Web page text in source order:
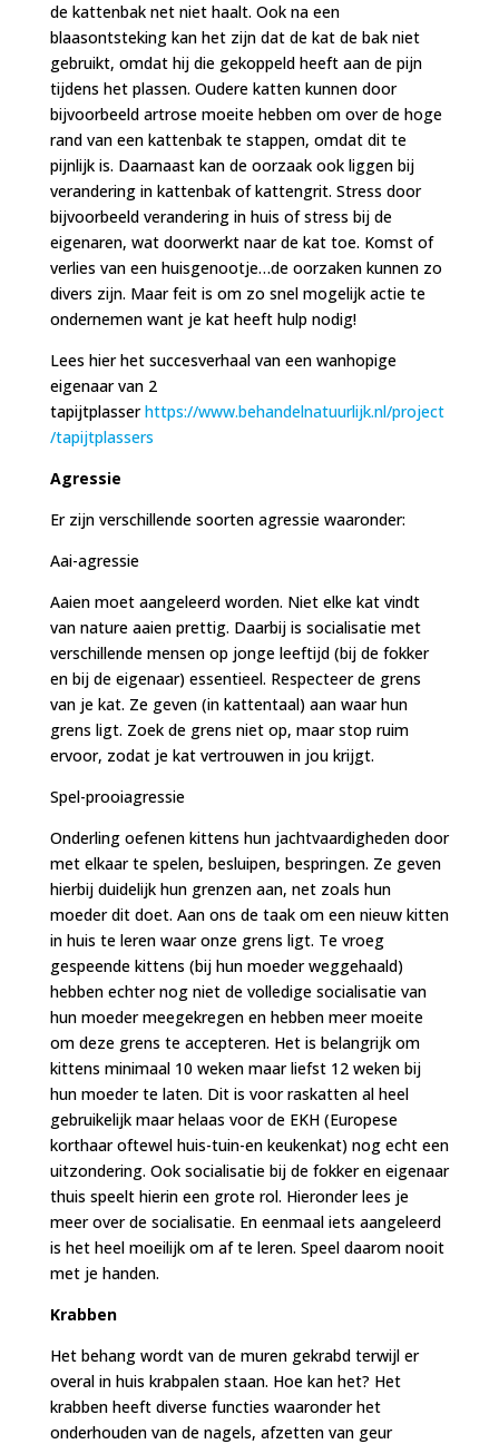
de kattenbak net niet haalt. Ook na een
blaasontsteking kan het zijn dat de kat de bak niet
gebruikt, omdat hij die gekoppeld heeft aan de pijn
tijdens het plassen. Oudere katten kunnen door
bijvoorbeeld artrose moeite hebben om over de hoge
rand van een kattenbak te stappen, omdat dit te
pijnlijk is. Daarnaast kan de oorzaak ook liggen bij
verandering in kattenbak of kattengrit. Stress door
bijvoorbeeld verandering in huis of stress bij de
eigenaren, wat doorwerkt naar de kat toe. Komst of
verlies van een huisgenootje…de oorzaken kunnen zo
divers zijn. Maar feit is om zo snel mogelijk actie te
ondernemen want je kat heeft hulp nodig!
Lees hier het succesverhaal van een wanhopige
eigenaar van 2
tapijtplasserhttps://www.behandelnatuurlijk.nl/project
/tapijtplassers
Agressie
Er zijn verschillende soorten agressie waaronder:
Aai-agressie
Aaien moet aangeleerd worden. Niet elke kat vindt
van nature aaien prettig. Daarbij is socialisatie met
verschillende mensen op jonge leeftijd (bij de fokker
en bij de eigenaar) essentieel. Respecteer de grens
van je kat. Ze geven (in kattentaal) aan waar hun
grens ligt. Zoek de grens niet op, maar stop ruim
ervoor, zodat je kat vertrouwen in jou krijgt.
Spel-prooiagressie
Onderling oefenen kittens hun jachtvaardigheden door
met elkaar te spelen, besluipen, bespringen. Ze geven
hierbij duidelijk hun grenzen aan, net zoals hun
moeder dit doet. Aan ons de taak om een nieuw kitten
in huis te leren waar onze grens ligt. Te vroeg
gespeende kittens (bij hun moeder weggehaald)
hebben echter nog niet de volledige socialisatie van
hun moeder meegekregen en hebben meer moeite
om deze grens te accepteren. Het is belangrijk om
kittens minimaal 10 weken maar liefst 12 weken bij
hun moeder te laten. Dit is voor raskatten al heel
gebruikelijk maar helaas voor de EKH (Europese
korthaar oftewel huis-tuin-en keukenkat) nog echt een
uitzondering. Ook socialisatie bij de fokker en eigenaar
thuis speelt hierin een grote rol. Hieronder lees je
meer over de socialisatie. En eenmaal iets aangeleerd
is het heel moeilijk om af te leren. Speel daarom nooit
met je handen.
Krabben
Het behang wordt van de muren gekrabd terwijl er
overal in huis krabpalen staan. Hoe kan het? Het
krabben heeft diverse functies waaronder het
onderhouden van de nagels, afzetten van geur